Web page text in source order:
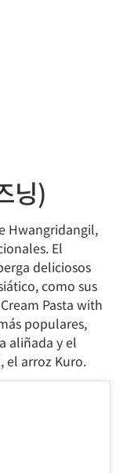
닝)
Hwangridangil,
El
deliciosos
como sus
Pasta with
populares,
aliñada y el
el arroz Kuro.